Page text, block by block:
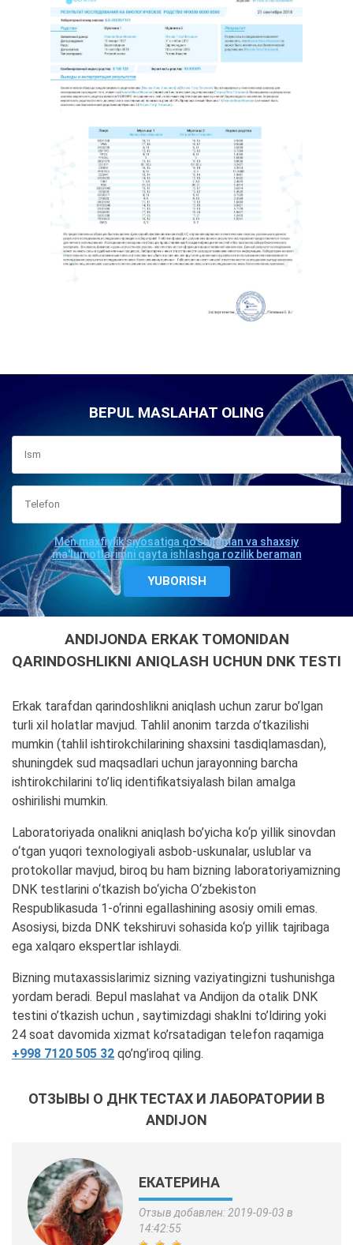
BEPUL MASLAHAT OLING
Men maxfiylik siyosatiga qo'shilaman va shaxsiy
ma'lumotlarimni qayta ishlashga rozilik beraman
ANDIJONDA ERKAK TOMONIDAN
QARINDOSHLIKNI ANIQLASH UCHUN DNK TESTI
Erkak tarafdan qarindoshlikni aniqlash uchun zarur bo’lgan
turli xil holatlar mavjud. Tahlil anonim tarzda o’tkazilishi
mumkin (tahlil ishtirokchilarining shaxsini tasdiqlamasdan),
shuningdek sud maqsadlari uchun jarayonning barcha
ishtirokchilarini to’liq identifikatsiyalash bilan amalga
oshirilishi mumkin.
Laboratoriyada onalikni aniqlash bo’yicha ko‘p yillik sinovdan
o‘tgan yuqori texnologiyali asbob-uskunalar, uslublar va
protokollar mavjud, biroq bu ham bizning laboratoriyamizning
DNK testlarini o‘tkazish bo‘yicha O‘zbekiston
Respublikasuda 1-o‘rinni egallashining asosiy omili emas.
Asosiysi, bizda DNK tekshiruvi sohasida ko‘p yillik tajribaga
ega xalqaro ekspertlar ishlaydi.
Bizning mutaxassislarimiz sizning vaziyatingizni tushunishga
yordam beradi. Bepul maslahat va Andijon da otalik DNK
testini o’tkazish uchun , saytimizdagi shaklni to’ldiring yoki
24 soat davomida xizmat ko’rsatadigan telefon raqamiga
+998 7120 505 32 qo’ng’iroq qiling.
ОТЗЫВЫ О ДНК ТЕСТАХ И ЛАБОРАТОРИИ В
ANDIJON
ЕКАТЕРИНА
Отзыв добавлен: 2019-09-03 в
14:42:55